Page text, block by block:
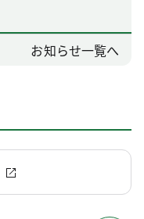
お知らせ一覧へ